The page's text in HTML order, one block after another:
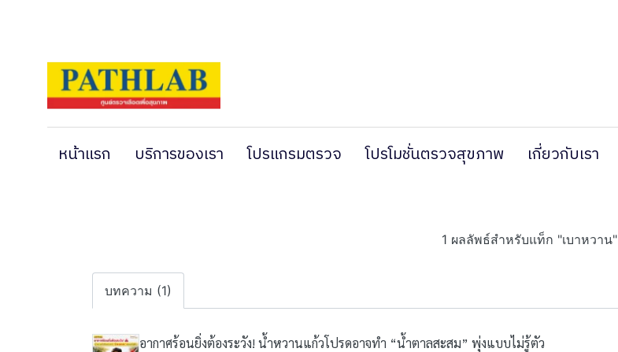
หน้าแรก บริการของเรา โปรแกรมตรวจ โปรโมชั่นตรวจสุขภาพ เกี่ยวกับเรา
1 ผลลัพธ์สำหรับแท็ก "เบาหวาน"
บทความ (1)
อากาศร้อนยิ่งต้องระวัง! น้ำหวานแก้วโปรดอาจทำ “น้ำตาลสะสม” พุ่งแบบไม่รู้ตัว